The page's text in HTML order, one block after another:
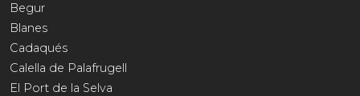
Begur
Blanes
Cadaqués
Calella de Palafrugell
El Port de la Selva